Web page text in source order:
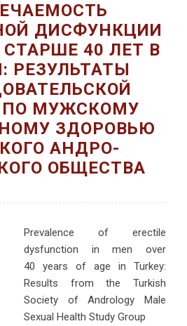
ДИСФУНКЦИИ
40 ЛЕТ В
РЕЗУЛЬТАТЫ
МУЖСКОМУ
ЗДОРОВЬЮ
АНДРО-
ОБЩЕСТВА
Prevalence of erectile
dysfunction in men over
40 years of age in Turkey:
Results from the Turkish
Society of Andrology Male
Sexual Health Study Group